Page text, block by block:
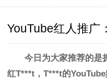
YouTube红人推广
今日为大家推荐的是
红T***t， T***t的